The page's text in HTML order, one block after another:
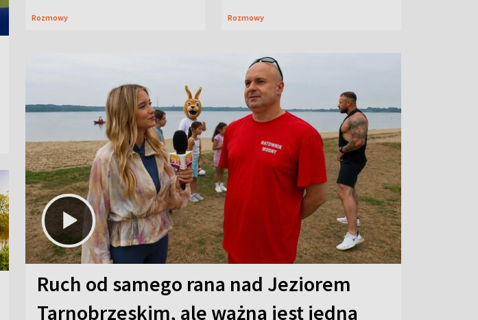
Rozmowy Rozmowy
Ruch od samego rana nad Jeziorem
Tarnobrzeskim, ale ważna jest jedna